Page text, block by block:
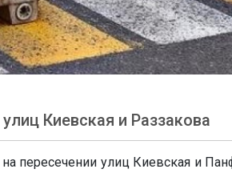
Киевская и Раззакова
пересечении улиц Киевская и